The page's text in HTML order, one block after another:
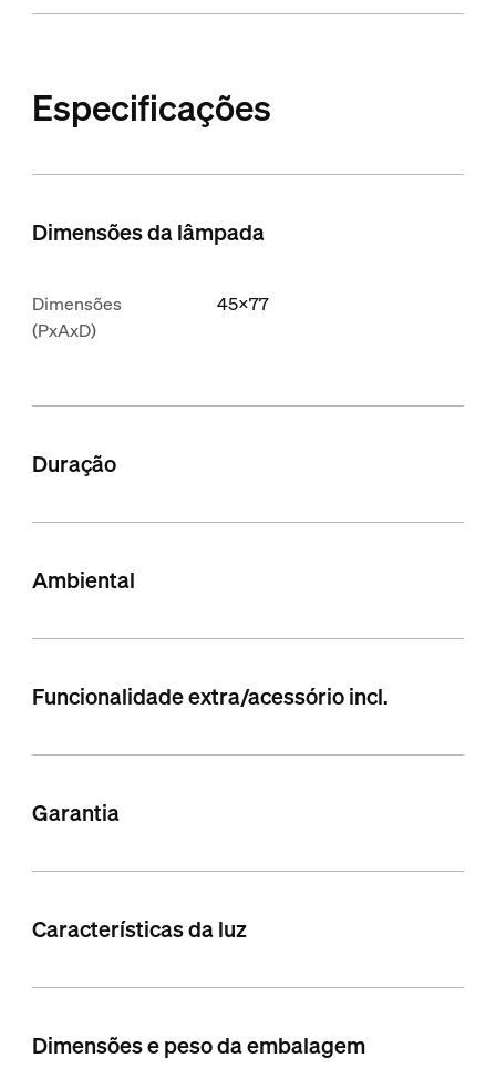
Especificações
Dimensões da lâmpada
Dimensões
(PxAxD)
45x77
Duração
Ambiental
Funcionalidade extra/acessório incl.
Garantia
Características da luz
Dimensões e peso da embalagem